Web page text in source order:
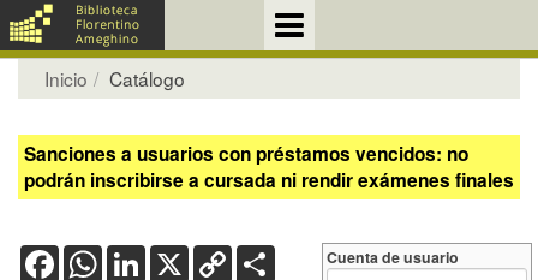
Inicio Catálogo
Sanciones a usuarios con préstamos vencidos: no
podrán inscribirse a cursada ni rendir exámenes finales
FacebookWhatsApp
LinkedIn
X Copy
Link
Cuenta de usuario